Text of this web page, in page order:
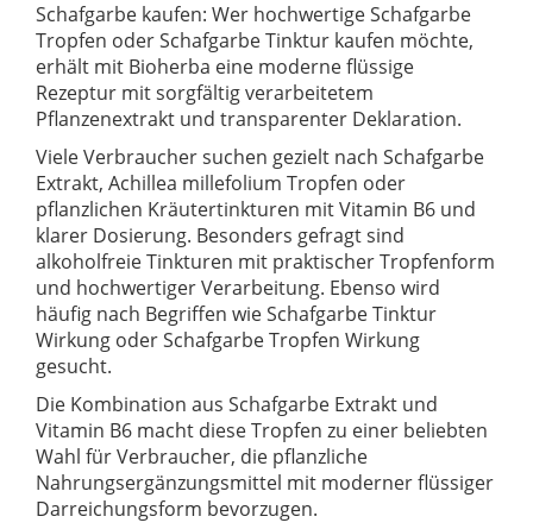
Schafgarbe kaufen: Wer hochwertige Schafgarbe
Tropfen oder Schafgarbe Tinktur kaufen möchte,
erhält mit Bioherba eine moderne flüssige
Rezeptur mit sorgfältig verarbeitetem
Pflanzenextrakt und transparenter Deklaration.
Viele Verbraucher suchen gezielt nach Schafgarbe
Extrakt, Achillea millefolium Tropfen oder
pflanzlichen Kräutertinkturen mit Vitamin B6 und
klarer Dosierung. Besonders gefragt sind
alkoholfreie Tinkturen mit praktischer Tropfenform
und hochwertiger Verarbeitung. Ebenso wird
häufig nach Begriffen wie Schafgarbe Tinktur
Wirkung oder Schafgarbe Tropfen Wirkung
gesucht.
Die Kombination aus Schafgarbe Extrakt und
Vitamin B6 macht diese Tropfen zu einer beliebten
Wahl für Verbraucher, die pflanzliche
Nahrungsergänzungsmittel mit moderner flüssiger
Darreichungsform bevorzugen.